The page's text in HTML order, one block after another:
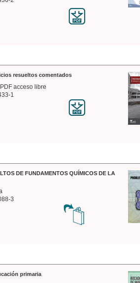
resueltos comentados
acceso libre
1
DE FUNDAMENTOS QUÍMICOS DE LA
3
primaria